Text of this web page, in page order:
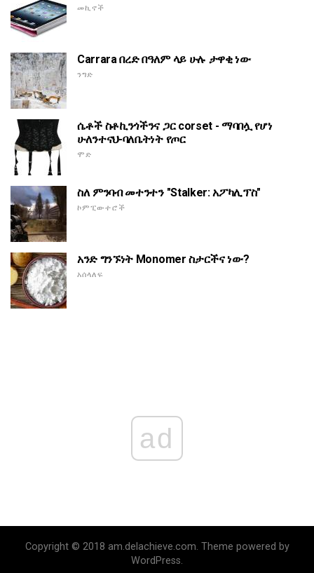
መኪኖች
Carrara በረድ በዓለም ላይ ሁሉ ታዋቂ ነው
ንግድ
ሴቶች ስቶኪንጎችንና ጋር corset - ማባበሏ የሆነ
ሁለንተናህ-ባለቤትነት የጦር
ሞድ
ስለ ምንባብ መተንተን "Stalker: አፖካሊፕስ"
ኮምፒውተሮች
አንድ ግንኙነት Monomer ስታርችና ነው?
አሰላለፍ
ad
Copyright © 2018 am.delachieve.com. Theme powered by
WordPress.